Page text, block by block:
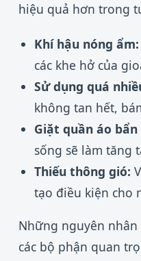
hiệu quả hơn trong
Khí hậu nóng ẩm:
các khe hở của
Sử dụng quá
không tan hết,
Giặt quần áo
sống sẽ làm tăng
Thiếu thông gió:
tạo điều kiện cho
Những nguyên
các bộ phận quan